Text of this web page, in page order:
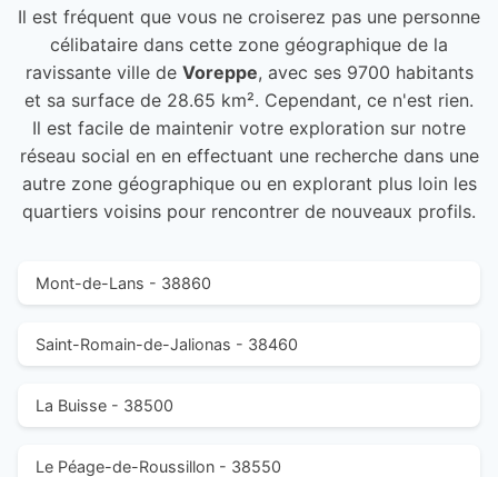
Il est fréquent que vous ne croiserez pas une personne
célibataire dans cette zone géographique de la
ravissante ville de Voreppe, avec ses 9700 habitants
et sa surface de 28.65 km². Cependant, ce n'est rien.
Il est facile de maintenir votre exploration sur notre
réseau social en en effectuant une recherche dans une
autre zone géographique ou en explorant plus loin les
quartiers voisins pour rencontrer de nouveaux profils.
Mont-de-Lans - 38860
Saint-Romain-de-Jalionas - 38460
La Buisse - 38500
Le Péage-de-Roussillon - 38550